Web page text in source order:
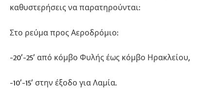
καθυστερήσεις να παρατηρούνται:
Στο ρεύμα προς Αεροδρόμιο:
-20′-25′ από κόμβο Φυλής έως κόμβο Ηρακλείου,
-10′-15′ στην έξοδο για Λαμία.